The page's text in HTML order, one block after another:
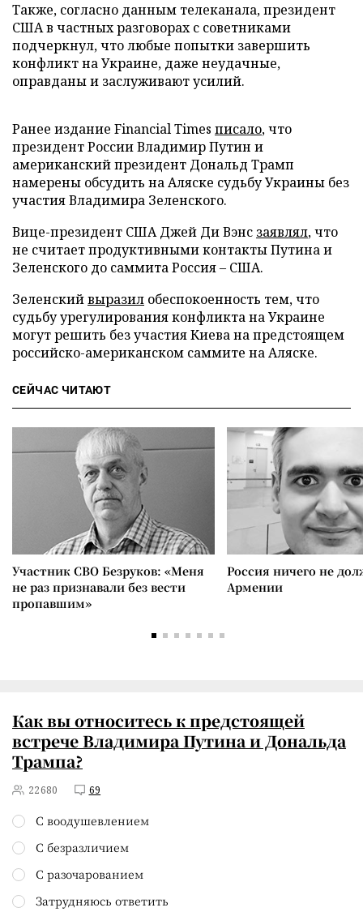
Также, согласно данным телеканала, президент
США в частных разговорах с советниками
подчеркнул, что любые попытки завершить
конфликт на Украине, даже неудачные,
оправданы и заслуживают усилий.
Ранее издание Financial Times писало, что
президент России Владимир Путин и
американский президент Дональд Трамп
намерены обсудить на Аляске судьбу Украины без
участия Владимира Зеленского.
Вице-президент США Джей Ди Вэнс заявлял, что
не считает продуктивными контакты Путина и
Зеленского до саммита Россия – США.
Зеленскийвыразил обеспокоенность тем, что
судьбу урегулирования конфликта на Украине
могут решить без участия Киева на предстоящем
российско-американском саммите на Аляске.
СЕЙЧАС ЧИТАЮТ
Участник СВО Безруков: «Меня
не раз признавали без вести
пропавшим»
Россия ничего не
Армении
Как вы относитесь к предстоящей
встрече Владимира Путина и Дональда
Трампа?
22680 69
С воодушевлением
С безразличием
С разочарованием
Затрудняюсь ответить